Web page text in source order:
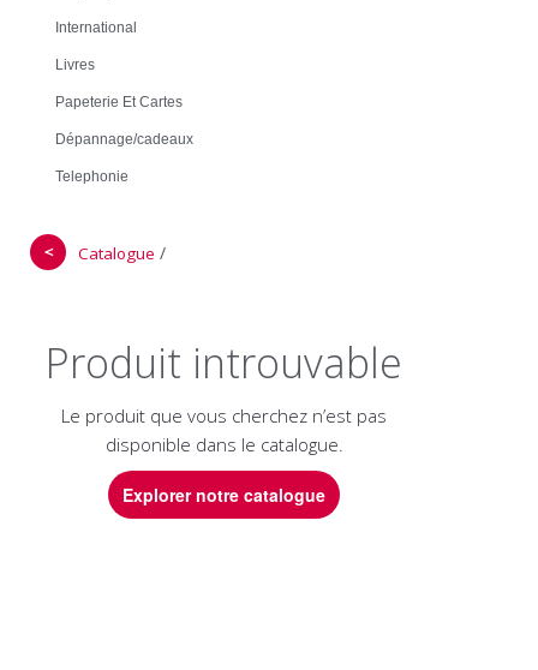
International
Livres
Papeterie Et Cartes
Dépannage/cadeaux
Telephonie
＜ Catalogue /
Produit introuvable
Le produit que vous cherchez n’est pas
disponible dans le catalogue.
Explorer notre catalogue